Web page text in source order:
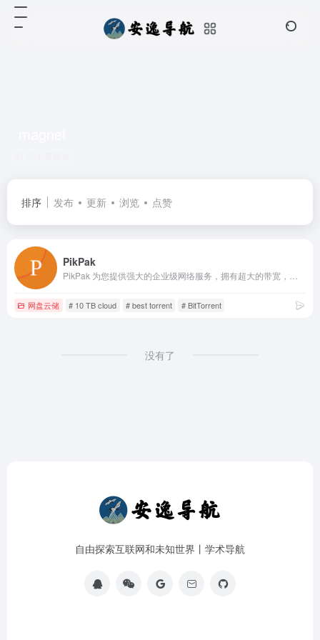
排序 发布 更新 浏览 点赞
PikPak
网盘云储 # 10 TB cloud # best torrent # BitTorrent
没有了
自由探索互联网和未知世界丨学术导航